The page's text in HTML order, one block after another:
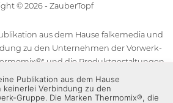
© 2026 - ZauberTopf
aus dem Hause falkemedia und
zu den Unternehmen der Vorwerk-
und die Produktgestaltungen
eingetragene Marken der Unternehmen
Marken Thermomix®, die Zeichen TM5®,
Publikation aus dem Hause
Verbindung zu den
Gruppe. Die Marken Thermomix®, die